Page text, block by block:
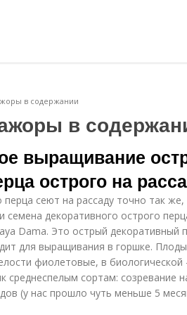
в содержании
в
выращивание
острого на
перца сеют на рассаду точно так
семена декоративного острого
Dama. Это острый декоративный
для выращивания в горшке.
фиолетовые, в
среднеспелым сортам: созревание
(у нас прошло чуть меньше 5